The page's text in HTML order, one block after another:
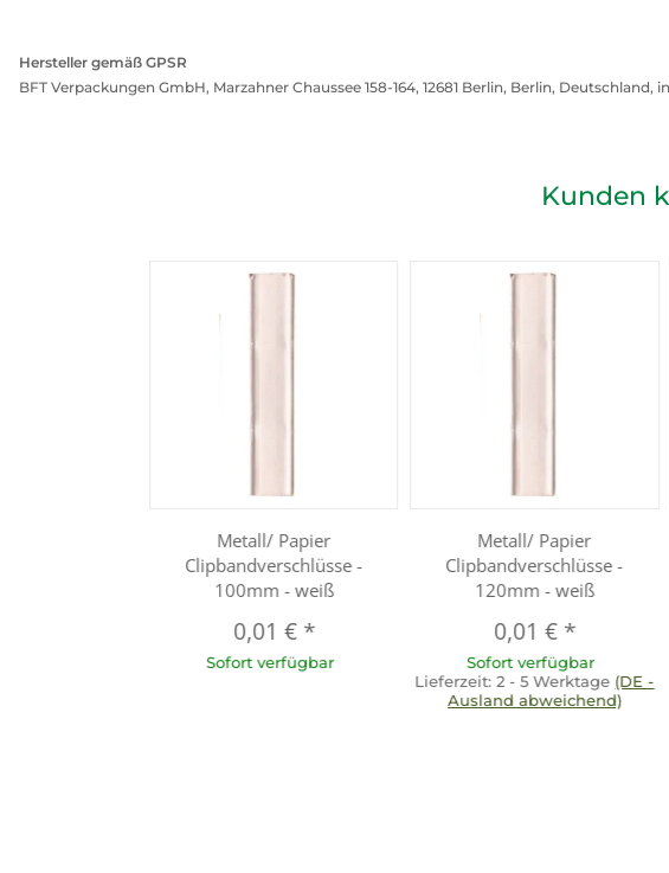
Hersteller gemäß GPSR
BFT Verpackungen GmbH, Marzahner Chaussee 158-164, 12681 Berlin, Berlin,
Kunden
Metall/ Papier
Clipbandverschlüsse -
100mm - weiß
0,01 € *
Sofort verfügbar
Metall/ Papier
Clipbandverschlüsse -
120mm - weiß
0,01 € *
Sofort verfügbar
Lieferzeit:2 - 5 Werktage (DE -
Ausland abweichend)